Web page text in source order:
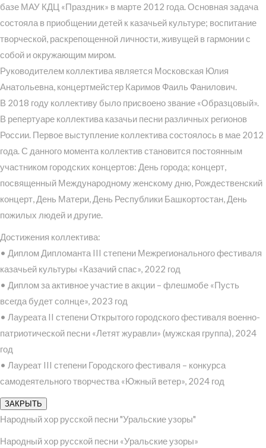
базе МАУ КДЦ «Праздник» в марте 2012 года. Основная задача
состояла в приобщении детей к казачьей культуре; воспитание
творческой, раскрепощенной личности, живущей в гармонии с
собой и окружающим миром.
Руководителем коллектива является Московская Юлия
Анатольевна, концертмейстер Каримов Фаиль Фанилович.
В 2018 году коллективу было присвоено звание «Образцовый».
В репертуаре коллектива казачьи песни различных регионов
России. Первое выступление коллектива состоялось в мае 2012
года. С данного момента коллектив становится постоянным
участником городских концертов: День города; концерт,
посвященный Международному женскому дню, Рождественский
концерт, День Матери, День Республики Башкортостан, День
пожилых людей и другие.
Достижения коллектива:
• Диплом Дипломанта III степени Межрегионального фестиваля
казачьей культуры «Казачий спас», 2022 год
• Диплом за активное участие в акции – флешмобе «Пусть
всегда будет солнце», 2023 год
• Лауреата II степени Открытого городского фестиваля военно-
патриотической песни «Летят журавли» (мужская группа), 2024
год
• Лауреат III степени Городского фестиваля – конкурса
самодеятельного творчества «Южный ветер», 2024 год
ЗАКРЫТЬ
Народный хор русской песни "Уральские узоры"
Народный хор русской песни «Уральские узоры»